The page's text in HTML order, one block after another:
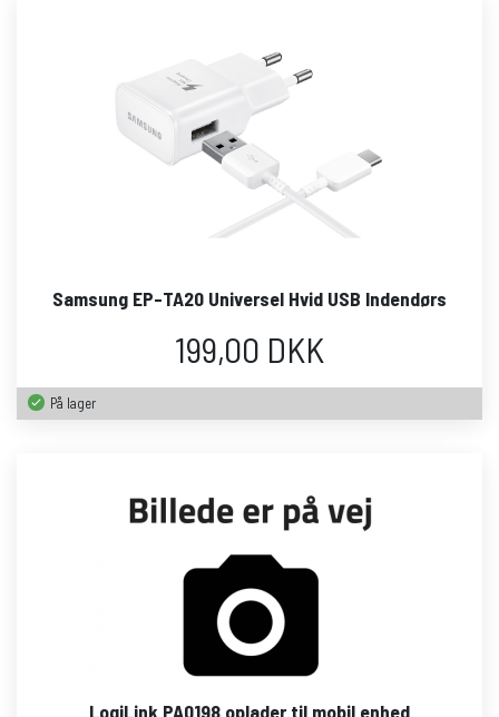
Samsung EP-TA20 Universel Hvid USB Indendørs
199,00 DKK
På lager
LogiLink PA0198 oplader til mobil enhed